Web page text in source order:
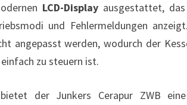
LCD-Display ausgestattet,
und Fehlermeldungen
angepasst werden, wodurch der
zu steuern ist.
der Junkers Cerapur ZWB eine